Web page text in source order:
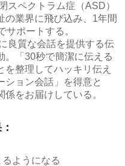
スペクトラム症（ASD）
の業界に飛び込み、1年間
サポートする。
良質な会話を提供する伝
。「30秒で簡潔に伝える
を整理してハッキリ伝え
ション会話」を得意と
をお届けしている。
ようになる